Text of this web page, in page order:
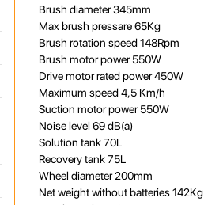
Brush diameter 345mm
Max brush pressare 65Kg
Brush rotation speed 148Rpm
Brush motor power 550W
Drive motor rated power 450W
Maximum speed 4,5 Km/h
Suction motor power 550W
Noise level 69 dB(a)
Solution tank 70L
Recovery tank 75L
Wheel diameter 200mm
Net weight without batteries 142Kg